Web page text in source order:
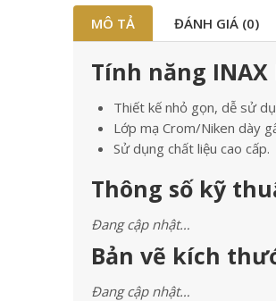
MÔ TẢ ĐÁNH GIÁ (0)
Tính năng INAX
Thiết kế nhỏ gọn, dễ sử
Lớp mạ Crom/Niken dày
Sử dụng chất liệu cao cấp.
Thông số kỹ
Đang cập nhật…
Bản vẽ kích
Đang cập nhật…